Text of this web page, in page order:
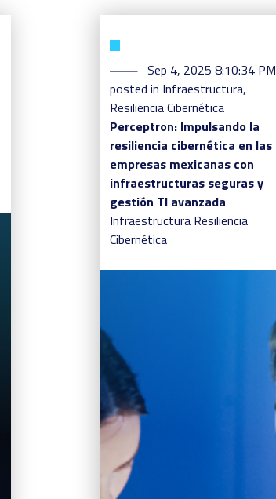
Sep 4, 2025 8:10:34 PM
posted in Infraestructura,
Resiliencia Cibernética
Perceptron: Impulsando la
resiliencia cibernética en las
empresas mexicanas con
infraestructuras seguras y
gestión TI avanzada
Infraestructura Resiliencia
Cibernética